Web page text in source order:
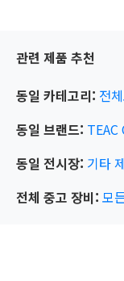
관련 제품 추천
동일 카테고리: 전
동일 브랜드: TEAC
동일 전시장: 기타
전체 중고 장비: 모